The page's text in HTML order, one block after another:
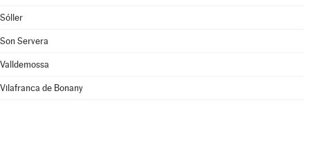
Sóller
Son Servera
Valldemossa
Vilafranca de Bonany